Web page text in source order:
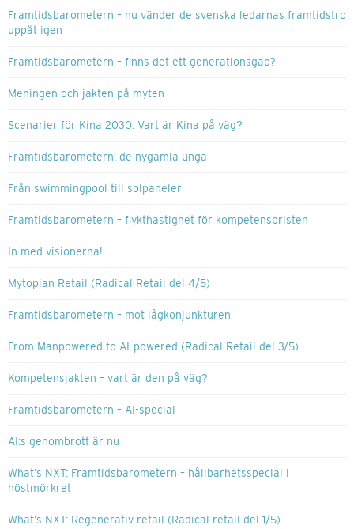
Framtidsbarometern – nu vänder de svenska ledarnas framtidstro
uppåt igen
Framtidsbarometern – finns det ett generationsgap?
Meningen och jakten på myten
Scenarier för Kina 2030: Vart är Kina på väg?
Framtidsbarometern: de nygamla unga
Från swimmingpool till solpaneler
Framtidsbarometern – flykthastighet för kompetensbristen
In med visionerna!
Mytopian Retail (Radical Retail del 4/5)
Framtidsbarometern – mot lågkonjunkturen
From Manpowered to AI-powered (Radical Retail del 3/5)
Kompetensjakten – vart är den på väg?
Framtidsbarometern – AI-special
AI:s genombrott är nu
What’s NXT: Framtidsbarometern – hållbarhetsspecial i
höstmörkret
What’s NXT: Regenerativ retail (Radical retail del 1/5)